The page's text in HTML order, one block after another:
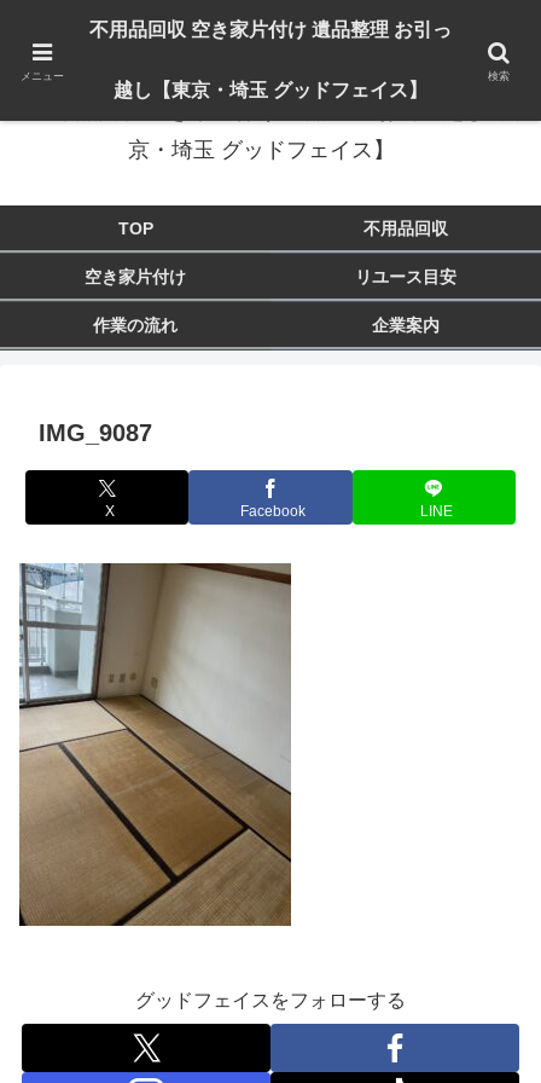
出張対応エリア：埼玉県 入間市 狭山市 飯能市 所沢市 川越市 日高市 鶴ヶ島市
京・埼玉 グッドフェイス】
TOP 不用品回収
空き家片付け リユース目安
作業の流れ 企業案内
IMG_9087
X Facebook LINE
グッドフェイスをフォローする
メニュー
不用品回収 空き家片付け 遺品整理 お引っ
越し【東京・埼玉 グッドフェイス】
検索